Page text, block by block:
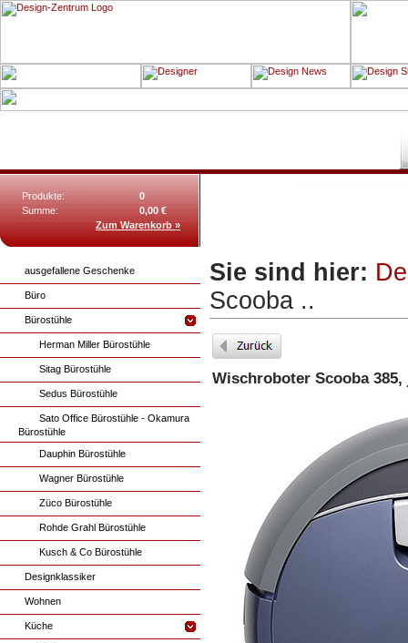
Produkte:
0
Summe:
0,00 €
Zum Warenkorb »
ausgefallene Geschenke
Büro
Bürostühle
Herman Miller Bürostühle
Sitag Bürostühle
Sedus Bürostühle
Sato Office Bürostühle - Okamura
Bürostühle
Dauphin Bürostühle
Wagner Bürostühle
Züco Bürostühle
Rohde Grahl Bürostühle
Kusch & Co Bürostühle
Designklassiker
Wohnen
Küche
Sie sind hier:
Scooba ..
Wischroboter Scooba